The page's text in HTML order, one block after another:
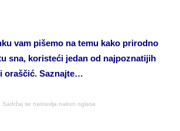
vam pišemo na temu kako prirodno
sna, koristeći jedan od najpoznatijih
oraščić. Saznajte…
Sadržaj se nastavlja nakon oglasa